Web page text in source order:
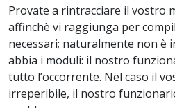
Provate a rintracciare il vostro
affinchè vi raggiunga per
necessari; naturalmente non è
abbia i moduli: il nostro
tutto l’occorrente. Nel caso il
irreperibile, il nostro